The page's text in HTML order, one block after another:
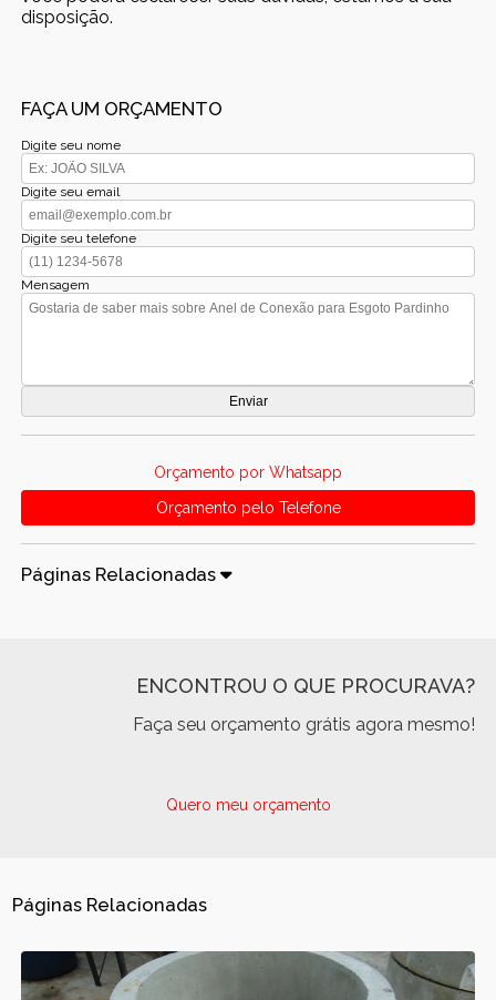
disposição.
FAÇA UM ORÇAMENTO
Digite seu nome
Digite seu email
Digite seu telefone
Mensagem
Orçamento por Whatsapp
Orçamento pelo Telefone
Páginas Relacionadas
ENCONTROU O QUE PROCURAVA?
Faça seu orçamento grátis agora mesmo!
Quero meu orçamento
Páginas Relacionadas